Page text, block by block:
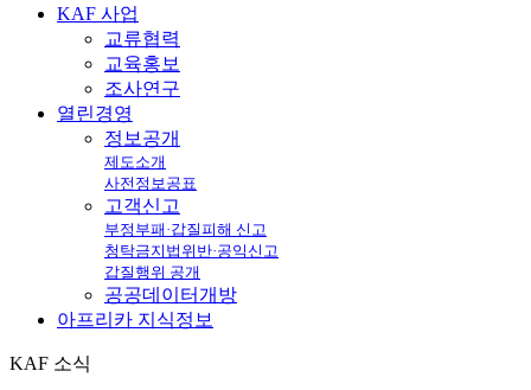
KAF 사업
교류협력
교육홍보
조사연구
열린경영
정보공개
제도소개
사전정보공표
고객신고
부정부패·갑질피해 신고
청탁금지법위반·공익신고
갑질행위 공개
공공데이터개방
아프리카 지식정보
KAF 소식